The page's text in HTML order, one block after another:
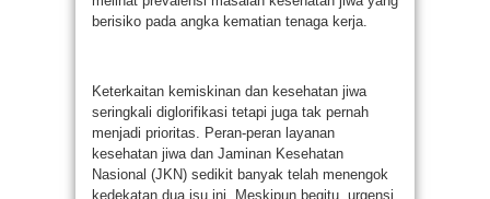
berisiko pada angka kematian tenaga kerja.
Keterkaitan kemiskinan dan kesehatan jiwa
seringkali diglorifikasi tetapi juga tak pernah
menjadi prioritas. Peran-peran layanan
kesehatan jiwa dan Jaminan Kesehatan
Nasional (JKN) sedikit banyak telah menengok
kedekatan dua isu ini. Meskipun begitu, urgensi